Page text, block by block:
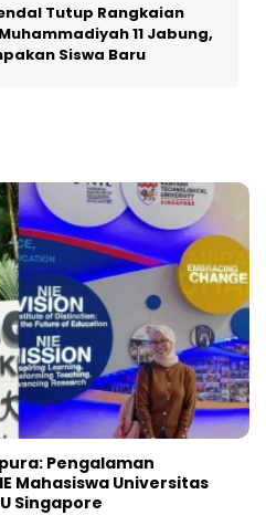
Tutup Rangkaian
Muhammadiyah 11 Jabung,
Siswa Baru
Pengalaman
Mahasiswa Universitas
Singapore